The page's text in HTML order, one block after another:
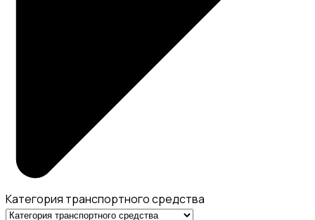
Категория транспортного средства